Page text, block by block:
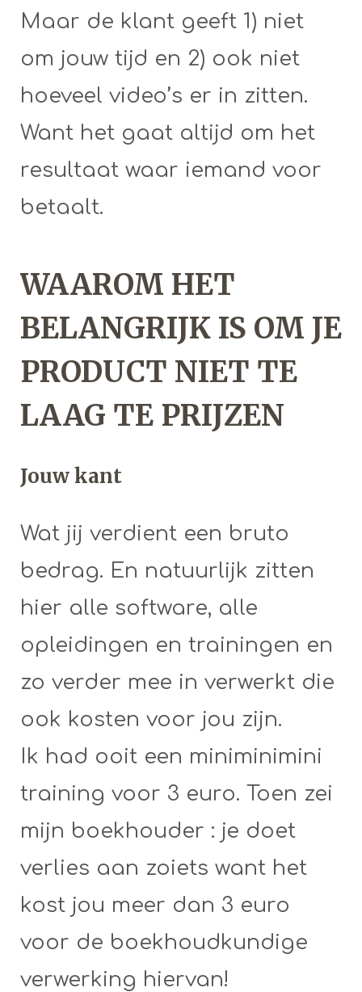
Maar de klant geeft 1) niet
om jouw tijd en 2) ook niet
hoeveel video’s er in zitten.
Want het gaat altijd om het
resultaat waar iemand voor
betaalt.
WAAROM HET
BELANGRIJK IS OM JE
PRODUCT NIET TE
LAAG TE PRIJZEN
Jouw kant
Wat jij verdient een bruto
bedrag. En natuurlijk zitten
hier alle software, alle
opleidingen en trainingen en
zo verder mee in verwerkt die
ook kosten voor jou zijn.
Ik had ooit een miniminimini
training voor 3 euro. Toen zei
mijn boekhouder : je doet
verlies aan zoiets want het
kost jou meer dan 3 euro
voor de boekhoudkundige
verwerking hiervan!